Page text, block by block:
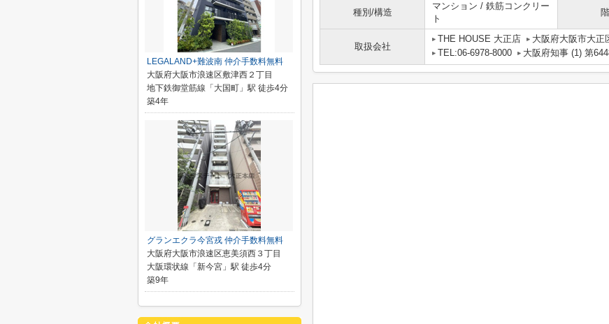
種別/構造
マンション / 鉄筋コンクリー
ト
取扱会社
THE HOUSE 大正店
大阪府大阪市大正
TEL:06-6978-8000
大阪府知事 (1) 第
LEGALAND+難波南 仲介手数料無料
大阪府大阪市浪速区敷津西２丁目
地下鉄御堂筋線「大国町」駅 徒歩4分
築4年
グランエクラ今宮戎 仲介手数料無料
大阪府大阪市浪速区恵美須西３丁目
大阪環状線「新今宮」駅 徒歩4分
築9年